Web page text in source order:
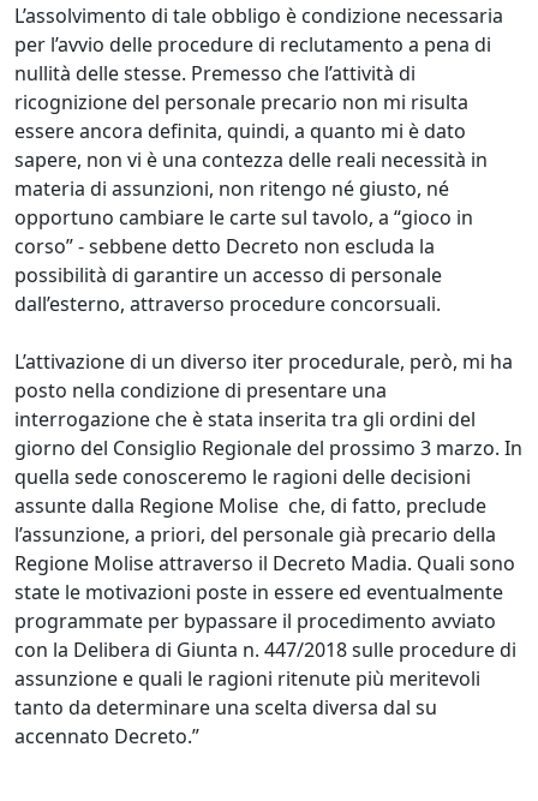
L’assolvimento di tale obbligo è condizione necessaria
per l’avvio delle procedure di reclutamento a pena di
nullità delle stesse. Premesso che l’attività di
ricognizione del personale precario non mi risulta
essere ancora definita, quindi, a quanto mi è dato
sapere, non vi è una contezza delle reali necessità in
materia di assunzioni, non ritengo né giusto, né
opportuno cambiare le carte sul tavolo, a “gioco in
corso” - sebbene detto Decreto non escluda la
possibilità di garantire un accesso di personale
dall’esterno, attraverso procedure concorsuali.
L’attivazione di un diverso iter procedurale, però, mi ha
posto nella condizione di presentare una
interrogazione che è stata inserita tra gli ordini del
giorno del Consiglio Regionale del prossimo 3 marzo. In
quella sede conosceremo le ragioni delle decisioni
assunte dalla Regione Molise che, di fatto, preclude
l’assunzione, a priori, del personale già precario della
Regione Molise attraverso il Decreto Madia. Quali sono
state le motivazioni poste in essere ed eventualmente
programmate per bypassare il procedimento avviato
con la Delibera di Giunta n. 447/2018 sulle procedure di
assunzione e quali le ragioni ritenute più meritevoli
tanto da determinare una scelta diversa dal su
accennato Decreto.”